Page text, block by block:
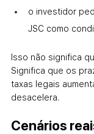
o investidor
JSC como
Isso não significa
Significa que os
taxas legais
desacelera.
Cenários